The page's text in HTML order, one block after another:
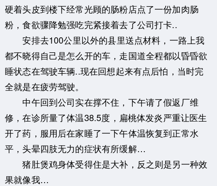
硬着头皮到楼下经常光顾的肠粉店点了一份加肉肠
粉，食欲骤降勉强吃完紧接着去了公司打卡..
安排去100公里以外的县里送点材料，一路上我
都不晓得自己是怎么开的车，走国道全程都以昏昏欲
睡状态在驾驶车辆..现在回想起来有点后怕，当时完
全就是在疲劳驾驶。
中午回到公司实在撑不住，下午请了假返厂维
修，在诊所量了体温38.5度，扁桃体发炎严重让医生
开了药，服用后在家睡了一下午体温恢复到正常水
平，头晕四肢无力的症状有所缓解…
猪肚煲鸡身体受得住是大补，反之则是另一种效
果就像我…